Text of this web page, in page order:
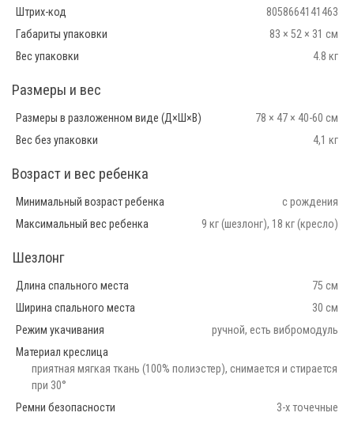
Штрих-код
8058664141463
Габариты упаковки
83 × 52 × 31 см
Вес упаковки
4.8 кг
Размеры и вес
Размеры в разложенном виде (Д×Ш×В)
78 × 47 × 40-60 см
Вес без упаковки
4,1 кг
Возраст и вес ребенка
Минимальный возраст ребенка
с рождения
Максимальный вес ребенка
9 кг (шезлонг), 18 кг (кресло)
Шезлонг
Длина спального места
75 см
Ширина спального места
30 см
Режим укачивания
ручной, есть вибромодуль
Материал креслица
приятная мягкая ткань (100% полиэстер), снимается и стирается
при 30°
Ремни безопасности
3-х точечные